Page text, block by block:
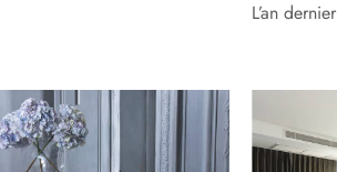
l’an dernier